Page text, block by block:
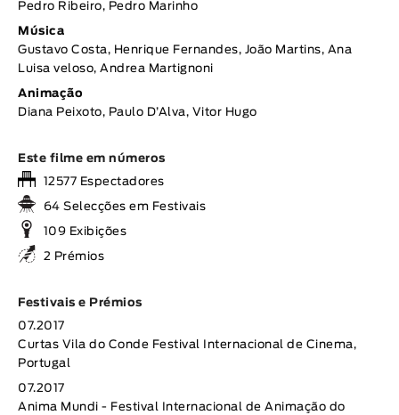
Pedro Ribeiro, Pedro Marinho
Música
Gustavo Costa, Henrique Fernandes, João Martins, Ana
Luisa veloso, Andrea Martignoni
Animação
Diana Peixoto, Paulo D’Alva, Vitor Hugo
Este filme em números
12577 Espectadores
64 Selecções em Festivais
109 Exibições
2 Prémios
Festivais e Prémios
07.2017
Curtas Vila do Conde Festival Internacional de Cinema,
Portugal
07.2017
Anima Mundi - Festival Internacional de Animação do